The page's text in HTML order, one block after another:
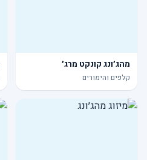
מהג׳ונג קונקט מרג׳
קלפים והימורים